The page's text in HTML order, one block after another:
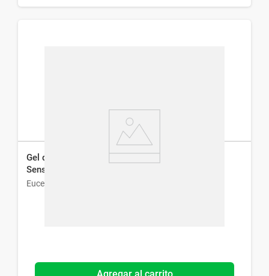
Gel de Limpieza Eucerin Syndet Gel Piel Seca y
Sensible x 250 ml
Eucerin